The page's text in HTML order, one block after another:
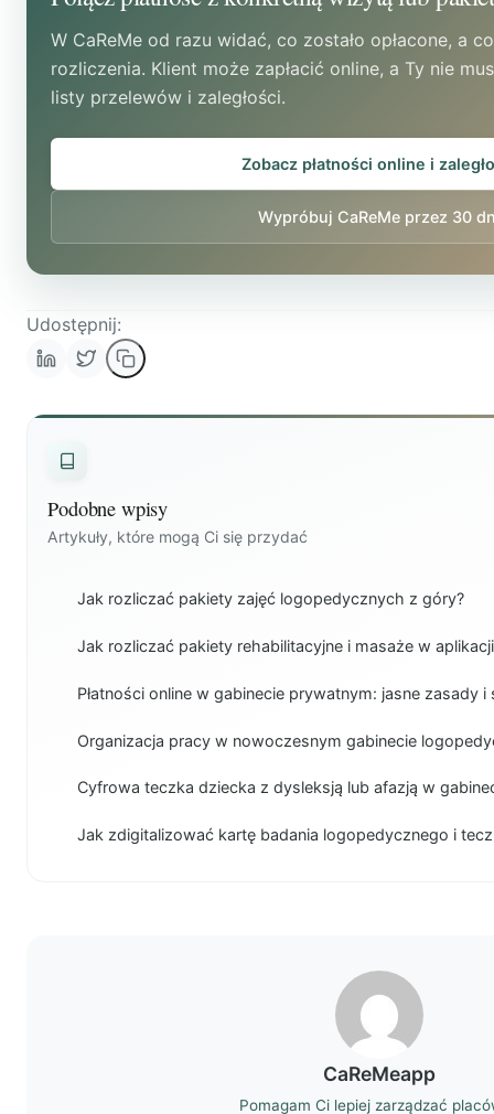
W CaReMe od razu widać, co zostało opłacone, a
rozliczenia. Klient może zapłacić online, a Ty nie
listy przelewów i zaległości.
Zobacz płatności online i
Wypróbuj CaReMe przez 30
Udostępnij:
Podobne wpisy
Artykuły, które mogą Ci się przydać
Jak rozliczać pakiety zajęć logopedycznych z góry?
Jak rozliczać pakiety rehabilitacyjne i masaże w
Płatności online w gabinecie prywatnym: jasne zasady
Organizacja pracy w nowoczesnym gabinecie
Cyfrowa teczka dziecka z dysleksją lub afazją w
Jak zdigitalizować kartę badania logopedycznego i
CaReMeapp
Pomagam Ci lepiej zarządzać